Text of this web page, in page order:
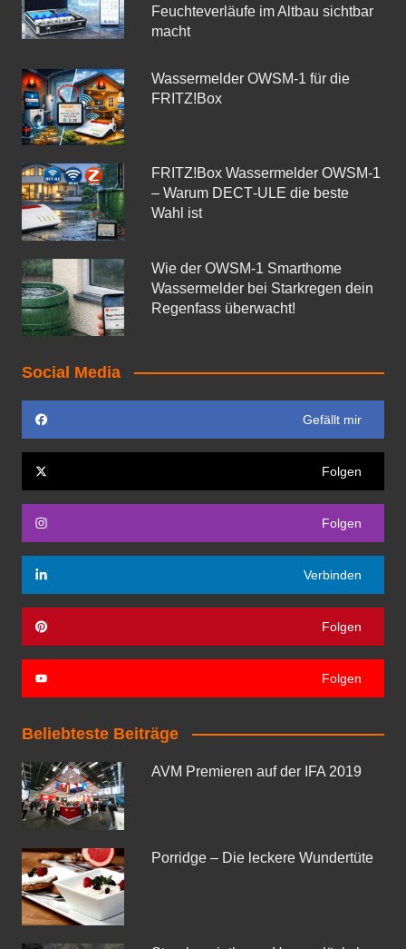
Feuchteverläufe im Altbau sichtbar
macht
Wassermelder OWSM‑1 für die
FRITZ!Box
FRITZ!Box Wassermelder OWSM-1
– Warum DECT‑ULE die beste
Wahl ist
Wie der OWSM‑1 Smarthome
Wassermelder bei Starkregen dein
Regenfass überwacht!
Social Media
Gefällt mir
Folgen
Folgen
Verbinden
Folgen
Folgen
Beliebteste Beiträge
AVM Premieren auf der IFA 2019
Porridge – Die leckere Wundertüte